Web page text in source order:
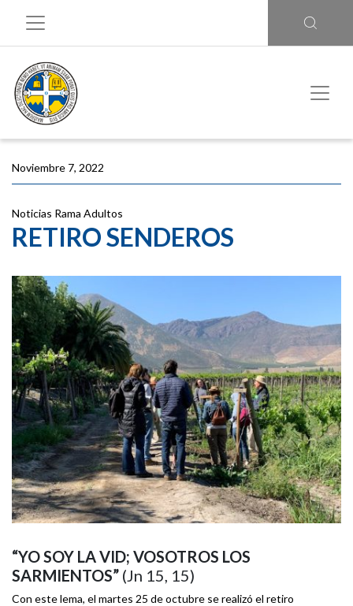
Noviembre 7, 2022
Noticias Rama Adultos
RETIRO SENDEROS
“YO SOY LA VID; VOSOTROS LOS
SARMIENTOS” (Jn 15, 15)
Con este lema, el martes 25 de octubre se realizó el retiro